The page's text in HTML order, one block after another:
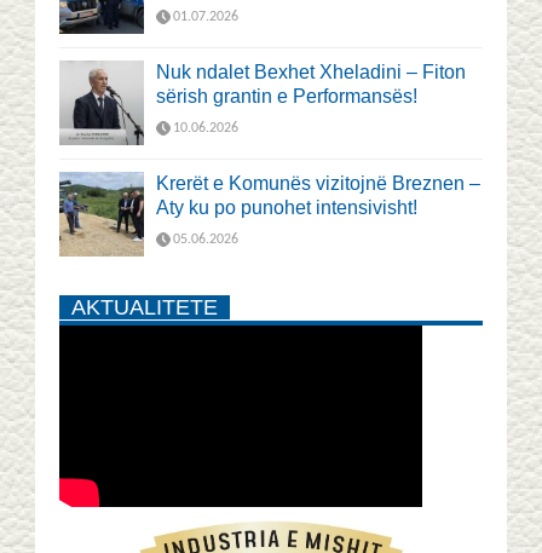
01.07.2026
Nuk ndalet Bexhet Xheladini – Fiton
sërish grantin e Performansës!
10.06.2026
Krerët e Komunës vizitojnë Breznen –
Aty ku po punohet intensivisht!
05.06.2026
AKTUALITETE